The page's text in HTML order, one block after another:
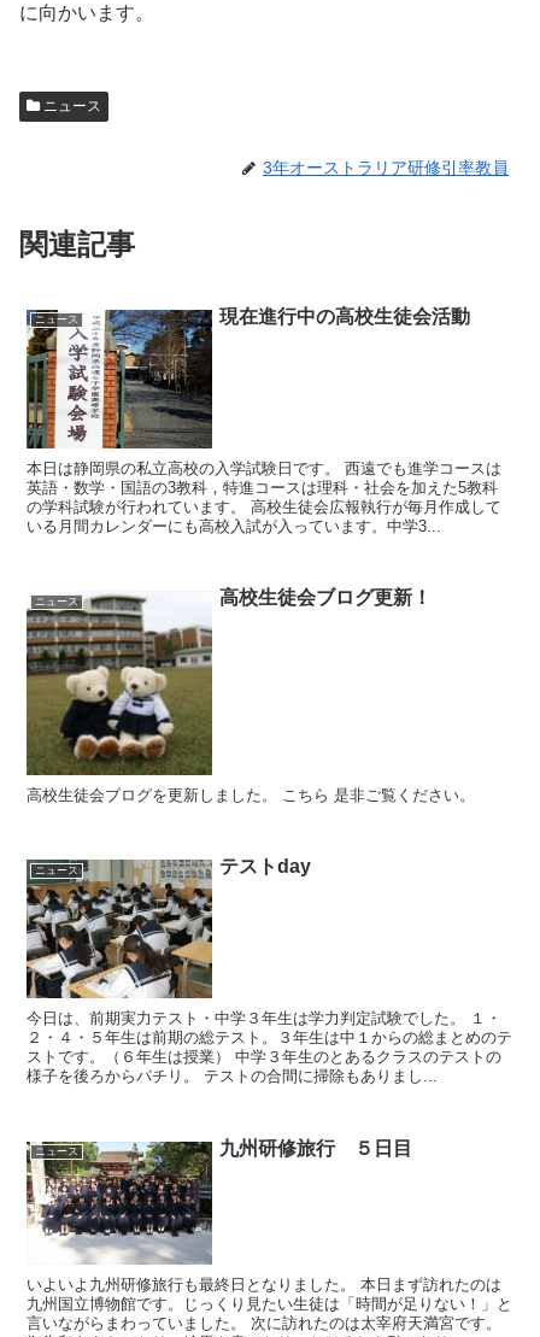
に向かいます。
ニュース
3年オーストラリア研修引率教員
関連記事
ニュース 現在進行中の高校生徒会活動
本日は静岡県の私立高校の入学試験日です。 西遠でも進学コースは
英語・数学・国語の3教科，特進コースは理科・社会を加えた5教科
の学科試験が行われています。 高校生徒会広報執行が毎月作成して
いる月間カレンダーにも高校入試が入っています。中学3...
ニュース 高校生徒会ブログ更新！
高校生徒会ブログを更新しました。 こちら 是非ご覧ください。
ニュース テストday
今日は、前期実力テスト・中学３年生は学力判定試験でした。 １・
２・４・５年生は前期の総テスト。３年生は中１からの総まとめのテ
ストです。（６年生は授業） 中学３年生のとあるクラスのテストの
様子を後ろからパチリ。 テストの合間に掃除もありまし...
ニュース 九州研修旅行 ５日目
いよいよ九州研修旅行も最終日となりました。 本日まず訪れたのは
九州国立博物館です。じっくり見たい生徒は「時間が足りない！」と
言いながらまわっていました。 次に訪れたのは太宰府天満宮です。